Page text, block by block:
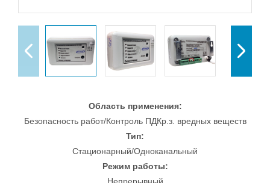
Область применения:
Безопасность работ/Контроль ПДКр.з. вредных веществ
Тип:
Стационарный/Одноканальный
Режим работы: